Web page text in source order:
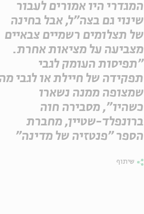
המגדרי היו אמורים לעבור
שינוי גם בצה"ל, אבל בחינה
של תצלומים רשמיים צבאיים
מצביעה על מציאות אחרת.
"תפיסות העומק לגבי
תפקידה של חיילת או לגבי
שמצופה ממנה נשארו
כשהיו", מסבירה חוה
ברונפלד-שטיין, מחברת
הספר "פנטזיה של מדינה"
שיתוף